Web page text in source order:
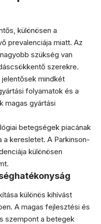
különösen a
prevalenciája miatt. Az
szükség van
szerekre.
mindkét
folyamatok és a
magas gyártási
betegségek piacának
a keresletet. A Parkinson-
különösen
különös kihívást
A magas fejlesztési és
szempont a betegek